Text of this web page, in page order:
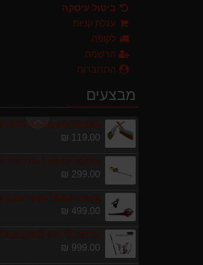
ביטול עיסקה
עגלת קניות
לקופה
הרשמה
התחברות
מבצעים
999.00 ₪
179.00 ₪
119.00 ₪
299.00 ₪
499.00 ₪
999.00 ₪